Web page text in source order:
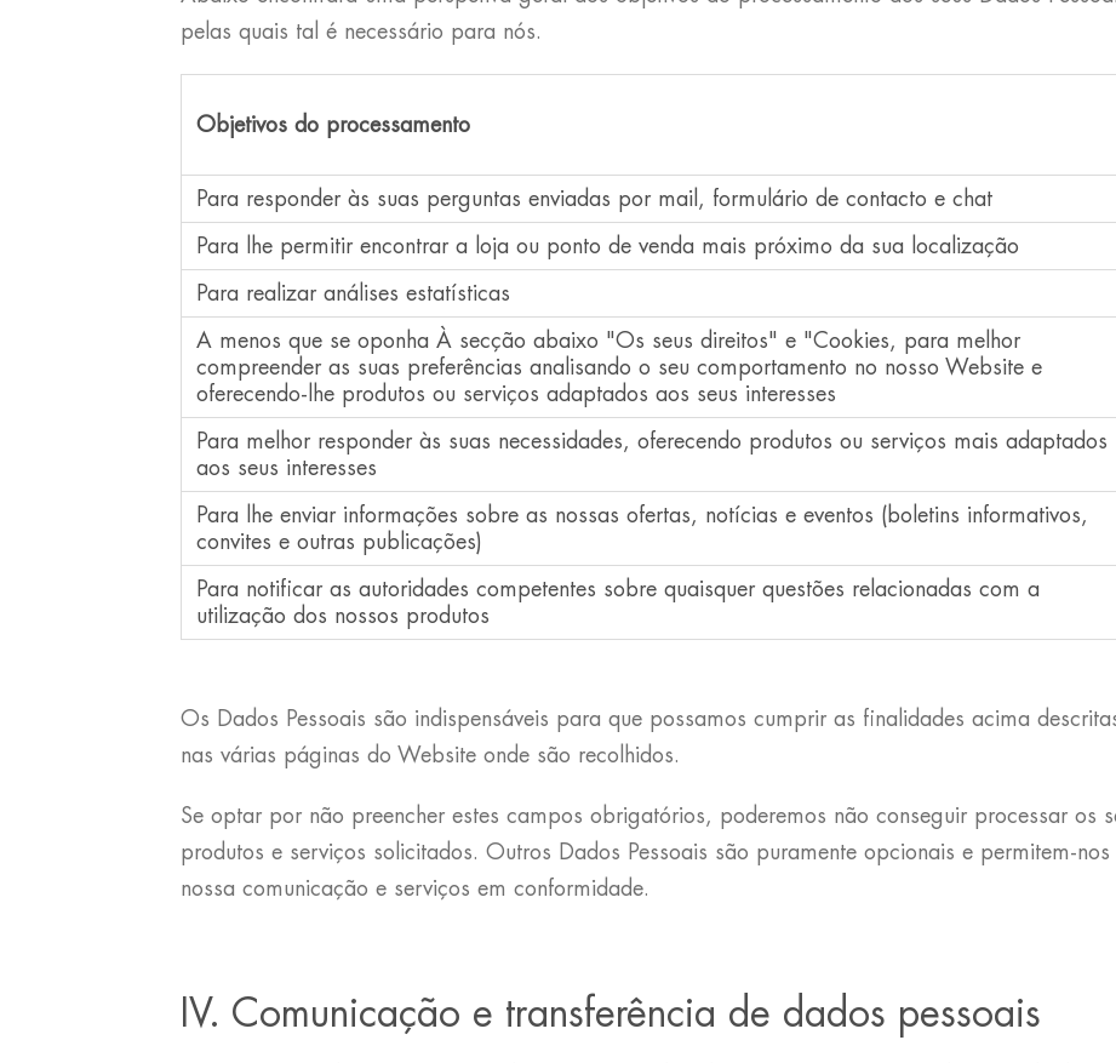
pelas quais tal é necessário para nós.
Objetivos do processamento
Para responder às suas perguntas enviadas por mail, formulário de contacto e chat
Para lhe permitir encontrar a loja ou ponto de venda mais próximo da sua localização
Para realizar análises estatísticas
A menos que se oponha À secção abaixo "Os seus direitos" e "Cookies, para melhor
compreender as suas preferências analisando o seu comportamento no nosso Website e
oferecendo-lhe produtos ou serviços adaptados aos seus interesses
Para melhor responder às suas necessidades, oferecendo produtos ou serviços mais adaptados
aos seus interesses
Para lhe enviar informações sobre as nossas ofertas, notícias e eventos (boletins informativos,
convites e outras publicações)
Para notificar as autoridades competentes sobre quaisquer questões relacionadas com a
utilização dos nossos produtos
Os Dados Pessoais são indispensáveis para que possamos cumprir as finalidades acima
nas várias páginas do Website onde são recolhidos.
Se optar por não preencher estes campos obrigatórios, poderemos não conseguir processar os
produtos e serviços solicitados. Outros Dados Pessoais são puramente opcionais e permitem-
nossa comunicação e serviços em conformidade.
IV. Comunicação e transferência de dados pessoais